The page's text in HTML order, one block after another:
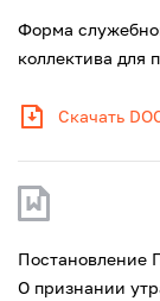
Форма
коллектива для
Скачать
Постановление
О признании